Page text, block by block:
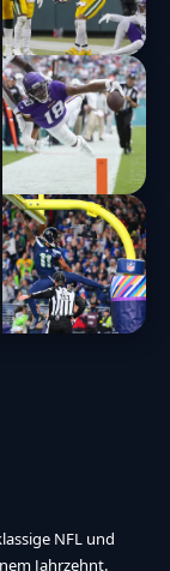
NFL und
Jahrzehnt.